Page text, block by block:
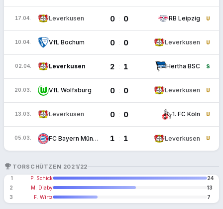
17.04. Leverkusen 0 : 0 RB Leipzig U
10.04. VfL Bochum 0 : 0 Leverkusen U
02.04. Leverkusen 2 : 1 Hertha BSC S
20.03. VfL Wolfsburg 0 : 0 Leverkusen U
13.03. Leverkusen 0 : 0 1. FC Köln U
05.03. FC Bayern München 1 : 1 Leverkusen U
EMOJI_EVENTS TORSCHÜTZEN 2021/22
1 P. Schick
24
2
M. Diaby
13
3
F. Wirtz 7